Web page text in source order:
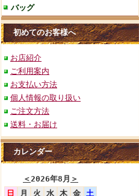
バッグ
初めてのお客様へ
お店紹介
ご利用案内
お支払い方法
個人情報の取り扱い
ご注文方法
送料・お届け
カレンダー
＜2026年8月 ＞
日
月 火 水 木 金
土